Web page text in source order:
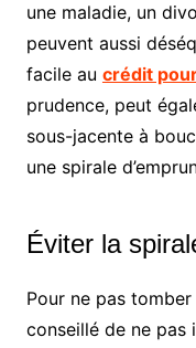
une maladie, un
peuvent aussi
facile au crédit
prudence, peut
sous-jacente à
une spirale
Éviter la
Pour ne pas
conseillé de ne pas